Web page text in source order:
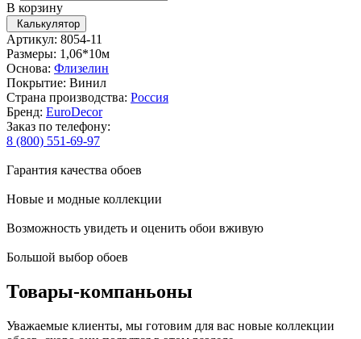
В корзину
Калькулятор
Артикул: 8054-11
Размеры: 1,06*10м
Основа: Флизелин
Покрытие: Винил
Страна производства: Россия
Бренд: EuroDecor
Заказ по телефону:
8 (800) 551-69-97
Гарантия качества обоев
Новые и модные коллекции
Возможность увидеть и оценить обои вживую
Большой выбор обоев
Товары-компаньоны
Уважаемые клиенты, мы готовим для вас новые коллекции